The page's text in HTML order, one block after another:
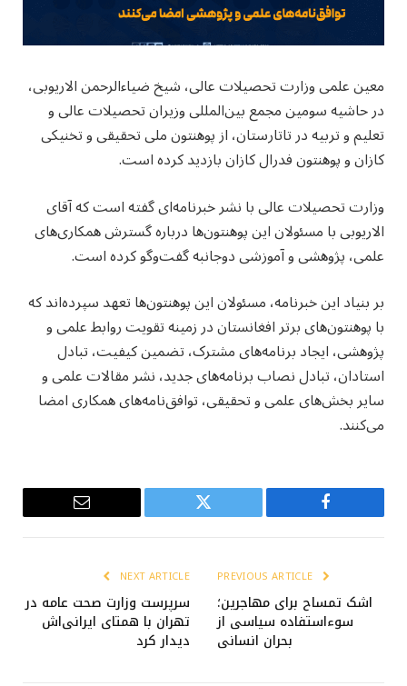
معين علمی وزارت تحصیلات عالی، شیخ ضیاءالرحمن الاریوبی،
در حاشیه سومین مجمع بین‌المللی وزیران تحصیلات عالی و
تعلیم و تربیه در تاتارستان، از پوهنتون ملی تحقیقی و تخنیکی
کازان و پوهنتون فدرال کازان بازدید کرده است.
وزارت تحصیلات عالی با نشر خبرنامه‌ای گفته است که آقای
الاریوبی با مسئولان این پوهنتون‌ها درباره گسترش همکاری‌های
علمی، پژوهشی و آموزشی دوجانبه گفت‌وگو کرده است.
بر بنیاد این خبرنامه، مسئولان این پوهنتون‌ها تعهد سپرده‌اند که
با پوهنتون‌های برتر افغانستان در زمینه تقویت روابط علمی و
پژوهشی، ایجاد برنامه‌های مشترک، تضمین کیفیت، تبادل
استادان، تبادل نصاب برنامه‌های جدید، نشر مقالات علمی و
سایر بخش‌های علمی و تحقیقی، توافق‌نامه‌های همکاری امضا
می‌کنند.
Facebook
Twitter
Email
اشک تمساح برای مهاجرین؛
سوءاستفاده سیاسی از
بحران انسانی
NEXT ARTICLE
سرپرست وزارت صحت عامه در
تهران با همتای ایرانی‌اش
دیدار کرد